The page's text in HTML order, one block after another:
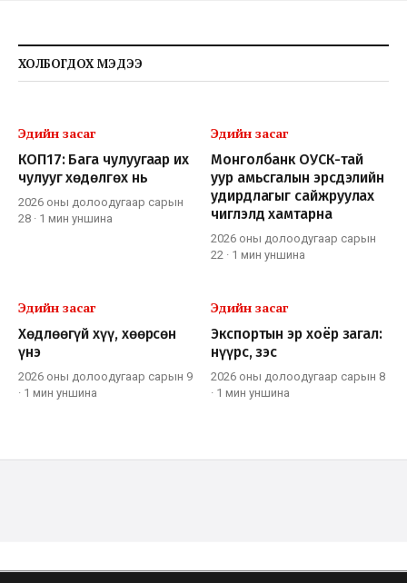
ХОЛБОГДОХ МЭДЭЭ
Эдийн засаг
КОП17: Бага чулуугаар их
чулууг хөдөлгөх нь
2026 оны долоодугаар сарын
28 · 1 мин уншина
Эдийн засаг
Монголбанк ОУСК-тай
уур амьсгалын эрсдэлийн
удирдлагыг сайжруулах
чиглэлд хамтарна
2026 оны долоодугаар сарын
22 · 1 мин уншина
Эдийн засаг
Хөдлөөгүй хүү, хөөрсөн
үнэ
2026 оны долоодугаар сарын 9
· 1 мин уншина
Эдийн засаг
Экспортын эр хоёр загал:
нүүрс, зэс
2026 оны долоодугаар сарын 8
· 1 мин уншина